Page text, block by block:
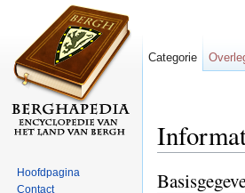
Categorie
Hoofdpagina
Contact